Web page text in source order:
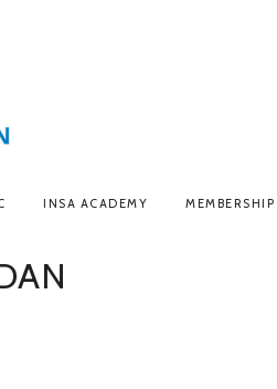
INSA ACADEMY MEMBERSHIP